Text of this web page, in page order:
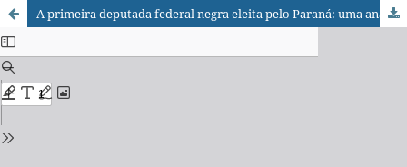
A primeira deputada federal negra eleita pelo Paraná: uma análise da campanha de Carol Dartora em 2022